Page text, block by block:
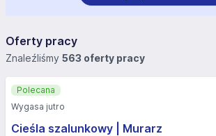
Oferty pracy
Znaleźliśmy 563 oferty pracy
Cieśla szalunkowy | Murarz
Polecana
Wygasa jutro